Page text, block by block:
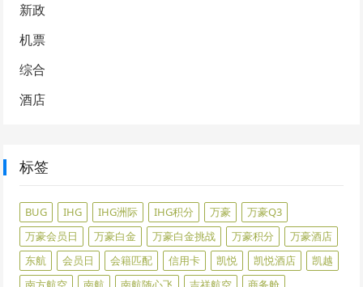
新政
机票
综合
酒店
标签
BUG IHG IHG洲际 IHG积分 万豪
万豪Q3
万豪会员日
万豪白金 万豪白金挑战 万豪积分
万豪酒店
东航
会员日 会籍匹配 信用卡 凯悦 凯悦酒店
凯越